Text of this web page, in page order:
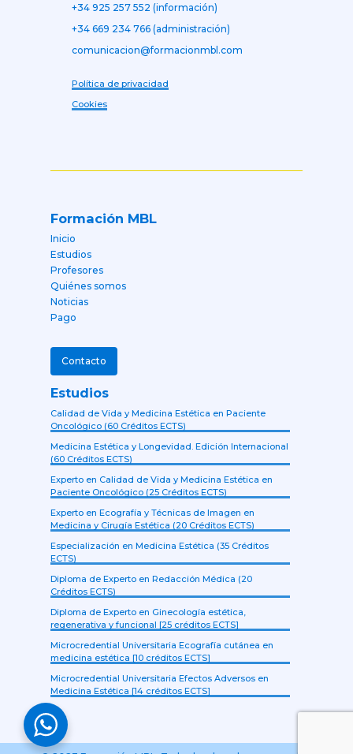
+34 925 257 552 (información)
+34 669 234 766 (administración)
comunicacion@formacionmbl.com
Política de privacidad
Cookies
Formación MBL
Inicio
Estudios
Profesores
Quiénes somos
Noticias
Pago
Contacto
Estudios
Calidad de Vida y Medicina Estética en Paciente
Oncológico (60 Créditos ECTS)
Medicina Estética y Longevidad. Edición Internacional
(60 Créditos ECTS)
Experto en Calidad de Vida y Medicina Estética en
Paciente Oncológico (25 Créditos ECTS)
Experto en Ecografía y Técnicas de Imagen en
Medicina y Cirugía Estética (20 Créditos ECTS)
Especialización en Medicina Estética (35 Créditos
ECTS)
Diploma de Experto en Redacción Médica (20
Créditos ECTS)
Diploma de Experto en Ginecología estética,
regenerativa y funcional [25 créditos ECTS]
Microcredential Universitaria Ecografía cutánea en
medicina estética [10 créditos ECTS]
Microcredential Universitaria Efectos Adversos en
Medicina Estética [14 créditos ECTS]